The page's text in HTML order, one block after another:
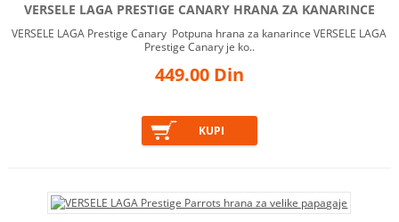
VERSELE LAGA PRESTIGE CANARY HRANA ZA KANARINCE
VERSELE LAGA Prestige Canary Potpuna hrana za kanarince VERSELE LAGA
Prestige Canary je ko..
449.00 Din